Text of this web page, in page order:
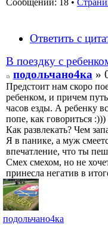
Сообщений: 18 •
Ответить с
В поездку с
подольчано4ка»
Предстоит нам скоро
ребенком, и причем
часов езды. А ребенку
попе, как говориться
Как развлекать? Чем
Я в панике, а муж
впечатление, что ты
Смех смехом, но не
принесла негатив в
подольчано4ка